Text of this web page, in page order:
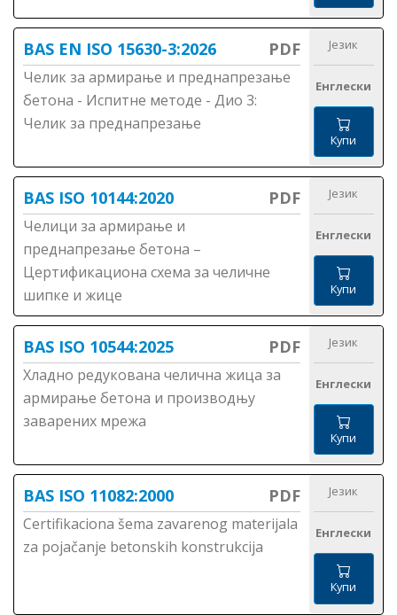
BAS EN ISO 15630-3:2026 PDF
Челик за армирање и преднапрезање
бетона - Испитне методе - Дио 3:
Челик за преднапрезање
Језик
Енглески
Купи
BAS ISO 10144:2020 PDF
Челици за армирање и
преднапрезање бетона –
Цертификациона схема за челичне
шипке и жице
Језик
Енглески
Купи
BAS ISO 10544:2025 PDF
Хладно редукована челична жица за
армирање бетона и производњу
заварених мрежа
Језик
Енглески
Купи
BAS ISO 11082:2000 PDF
Certifikaciona šema zavarenog materijala
za pojačanje betonskih konstrukcija
Језик
Енглески
Купи